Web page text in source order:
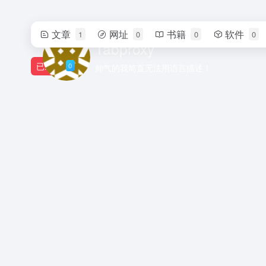
Tabproxy
文章 1 网址 0 书籍 0 软件 0
已通过 0